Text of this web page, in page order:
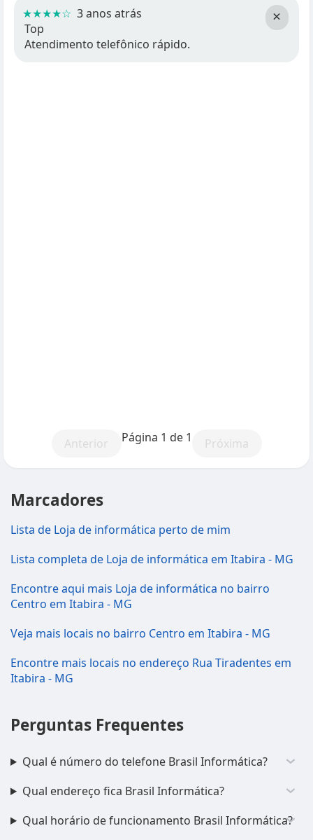
×
★★★★☆ 3 anos atrás
Top
Atendimento telefônico rápido.
Anterior Página 1 de 1 Próxima
Marcadores
Lista de Loja de informática perto de mim
Lista completa de Loja de informática em Itabira - MG
Encontre aqui mais Loja de informática no bairro
Centro em Itabira - MG
Veja mais locais no bairro Centro em Itabira - MG
Encontre mais locais no endereço Rua Tiradentes em
Itabira - MG
Perguntas Frequentes
Qual é número do telefone Brasil Informática?
Qual endereço fica Brasil Informática?
Qual horário de funcionamento Brasil Informática?